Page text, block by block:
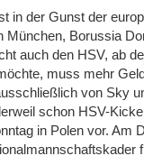
in der Gunst der
Borussia
auch den HSV, ab
muss mehr
von Sky
schon HSV-
in Polen vor. Am